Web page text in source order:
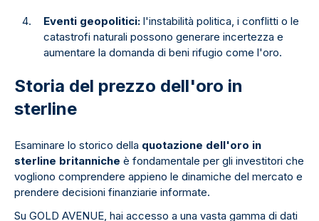
Eventi geopolitici: l'instabilità politica, i conflitti o le
catastrofi naturali possono generare incertezza e
aumentare la domanda di beni rifugio come l'oro.
Storia del prezzo dell'oro in
sterline
Esaminare lo storico della quotazione dell'oro in
sterline britanniche è fondamentale per gli investitori che
vogliono comprendere appieno le dinamiche del mercato e
prendere decisioni finanziarie informate.
Su GOLD AVENUE, hai accesso a una vasta gamma di dati